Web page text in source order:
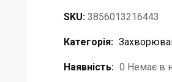
SKU: 3856013216443
Категорія:
Наявність: 0 Немає в